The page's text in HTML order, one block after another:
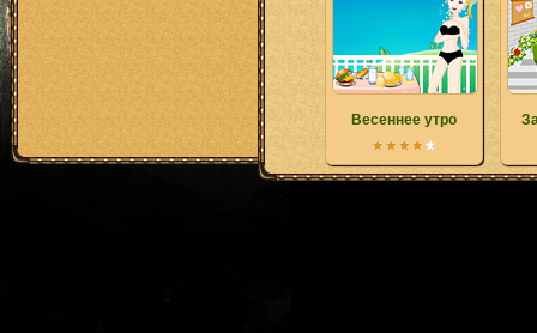
Весеннее утро